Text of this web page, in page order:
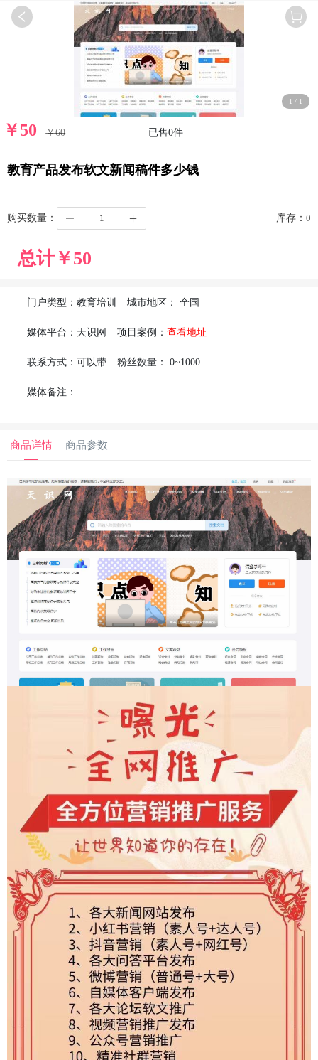
1 / 1
￥50 ￥60 已售0件
教育产品发布软文新闻稿件多少钱
购买数量： 库存： 0
总计￥50
门户类型： 教育培训 城市地区： 全国
媒体平台： 天识网 项目案例： 查看地址
联系方式： 可以带 粉丝数量： 0~1000
媒体备注：
商品详情 商品参数